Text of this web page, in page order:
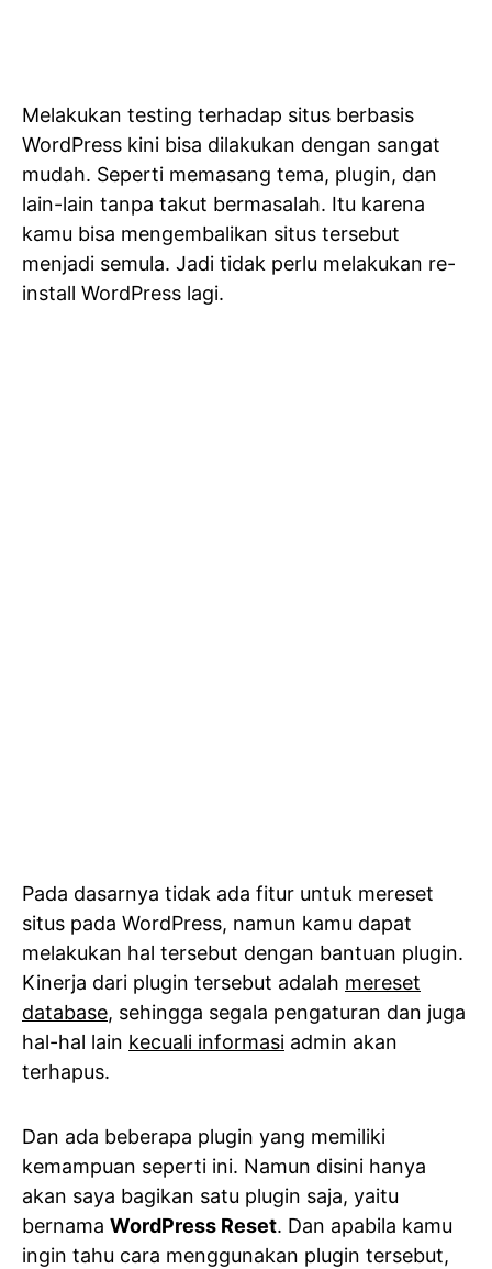
Melakukan testing terhadap situs berbasis
WordPress kini bisa dilakukan dengan sangat
mudah. Seperti memasang tema, plugin, dan
lain-lain tanpa takut bermasalah. Itu karena
kamu bisa mengembalikan situs tersebut
menjadi semula. Jadi tidak perlu melakukan re-
install WordPress lagi.
Pada dasarnya tidak ada fitur untuk mereset
situs pada WordPress, namun kamu dapat
melakukan hal tersebut dengan bantuan plugin.
Kinerja dari plugin tersebut adalah mereset
database, sehingga segala pengaturan dan juga
hal-hal lain kecuali informasi admin akan
terhapus.
Dan ada beberapa plugin yang memiliki
kemampuan seperti ini. Namun disini hanya
akan saya bagikan satu plugin saja, yaitu
bernama WordPress Reset. Dan apabila kamu
ingin tahu cara menggunakan plugin tersebut,